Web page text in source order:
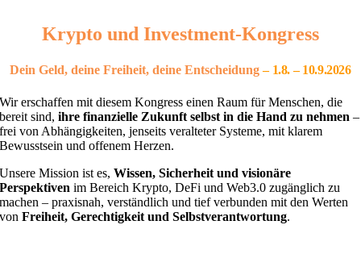
Krypto und Investment-Kongress
Dein Geld, deine Freiheit, deine Entscheidung – 1.8. – 10.9.2026
Wir erschaffen mit diesem Kongress einen Raum für Menschen, die
bereit sind,ihre finanzielle Zukunft selbst in die Hand zu nehmen –
frei von Abhängigkeiten, jenseits veralteter Systeme, mit klarem
Bewusstsein und offenem Herzen.
Unsere Mission ist es,Wissen, Sicherheit und visionäre
Perspektiven im Bereich Krypto, DeFi und Web3.0 zugänglich zu
machen – praxisnah, verständlich und tief verbunden mit den Werten
vonFreiheit, Gerechtigkeit und Selbstverantwortung.